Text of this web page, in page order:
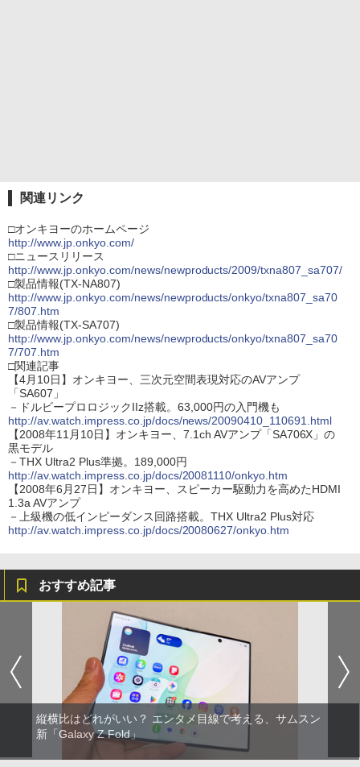
関連リンク
□オンキヨーのホームページ
http://www.jp.onkyo.com/
□ニュースリリース
http://www.jp.onkyo.com/news/newproducts/2009/txna807_sa707/
□製品情報(TX-NA807)
http://www.jp.onkyo.com/news/newproducts/onkyo/txna807_sa70
7/807.htm
□製品情報(TX-SA707)
http://www.jp.onkyo.com/news/newproducts/onkyo/txna807_sa70
7/707.htm
□関連記事
【4月10日】オンキヨー、三次元空間表現対応のAVアンプ
「SA607」
－ドルビープロロジックIIz搭載。63,000円の入門機も
http://av.watch.impress.co.jp/docs/news/20090410_110691.html
【2008年11月10日】オンキヨー、7.1ch AVアンプ「SA706X」の
黒モデル
－THX Ultra2 Plus準拠。189,000円
http://av.watch.impress.co.jp/docs/20081110/onkyo.htm
【2008年6月27日】オンキヨー、スピーカー駆動力を高めたHDMI
1.3a AVアンプ
－上級機の低インピーダンス回路搭載。THX Ultra2 Plus対応
http://av.watch.impress.co.jp/docs/20080627/onkyo.htm
おすすめ記事
縦横比はどれがいい？ エンタメ目線で考える、サムスン
新「Galaxy Z Fold」